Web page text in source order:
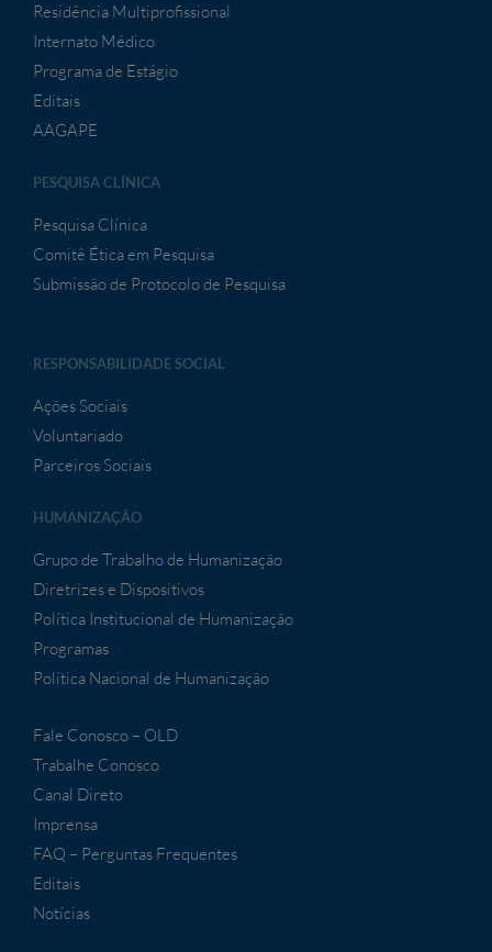
Residência Multiprofissional
Internato Médico
Programa de Estágio
Editais
AAGAPE
PESQUISA CLÍNICA
Pesquisa Clínica
Comitê Ética em Pesquisa
Submissão de Protocolo de Pesquisa
RESPONSABILIDADE SOCIAL
Ações Sociais
Voluntariado
Parceiros Sociais
HUMANIZAÇÃO
Grupo de Trabalho de Humanização
Diretrizes e Dispositivos
Política Institucional de Humanização
Programas
Política Nacional de Humanização
Fale Conosco – OLD
Trabalhe Conosco
Canal Direto
Imprensa
FAQ – Perguntas Frequentes
Editais
Notícias